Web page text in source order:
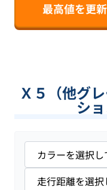
最高値を更
Ｘ５（他グ
シ